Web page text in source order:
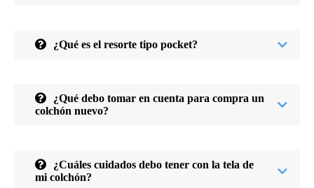
¿Qué es el resorte tipo pocket?
¿Qué debo tomar en cuenta para compra un
colchón nuevo?
¿Cuáles cuidados debo tener con la tela de
mi colchón?